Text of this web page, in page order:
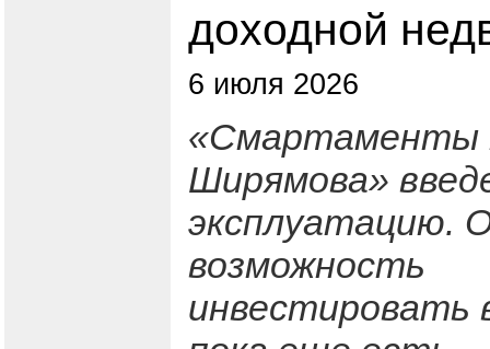
доходной
6 июля 2026
«Смартаменты
Ширямова»
эксплуатацию.
возможность
инвестировать